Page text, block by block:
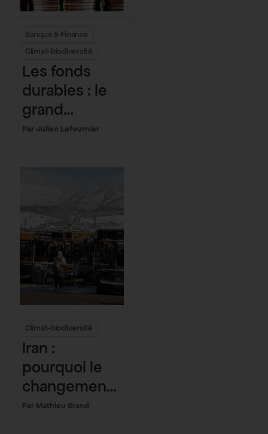
Banque & Finance
Climat-biodiversité
Les fonds
durables : le
grand
enfumage
Julien Lefournier
Climat-biodiversité
Iran :
pourquoi le
changement
climatique
Mathieu Brand